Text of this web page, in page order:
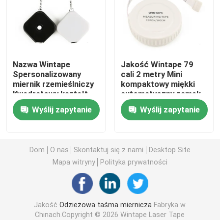
Średnica taśmy mierniczej
Wysuwana taśma miernicza do ciała
Miernik tkanki tłuszczowej
Taśma obwodu środkowego ramienia
Papierowa taśma pomiarowa
Stalowa taśma miernicza
Nazwa Wintape
Spersonalizowany
miernik rzemieślniczy
Kwadratowy kształt
Płynny mechanizm
ciągnięcia i wciągania
Mierzy taśmę z pękiem
Wyślij zapytanie
Jakość Wintape 79
cali 2 metry Mini
kompaktowy miękki
automatyczny zamek
prezent chowany
materiał dziewiarski
pomiar utraty wagi
Wyślij zapytanie
Dom O nas Skontaktuj się z nami
Desktop Site
Mapa witryny
Polityka prywatności
JakośćOdzieżowa taśma miernicza Fabryka w
Chinach.Copyright © 2026 Wintape Laser Tape